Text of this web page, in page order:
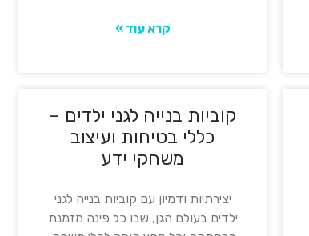
קרא עוד »
קוביות בנייה לגני ילדים –
כללי בטיחות ועיצוב
משחקי ידע
יצירתיות ודמיון עם קוביות בנייה לגני
ילדים בעולם הגן, שבו כל פינה מזמנת